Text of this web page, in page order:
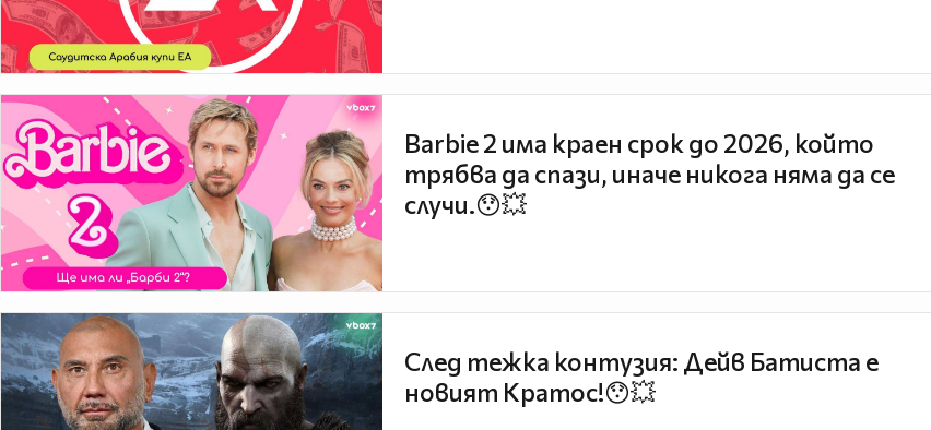
Barbie 2 има краен срок до 2026, който
трябва да спази, иначе никога няма да се
случи.😯💥
След тежка контузия: Дейв Батиста е
новият Кратос!😯💥